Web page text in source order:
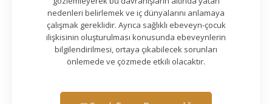
nedenleri belirlemek ve iç dünyalarını anlamaya
çalışmak gereklidir. Ayrıca sağlıklı ebeveyn-çocuk
ilişkisinin oluşturulması konusunda ebeveynlerin
bilgilendirilmesi, ortaya çıkabilecek sorunları
önlemede ve çözmede etkili olacaktır.